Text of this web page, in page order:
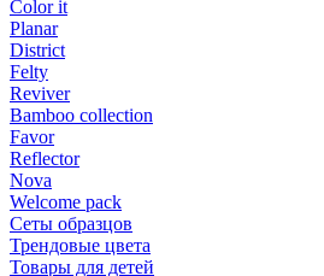
Color it
Planar
District
Felty
Reviver
Bamboo collection
Favor
Reflector
Nova
Welcome pack
Сеты образцов
Трендовые цвета
Товары для детей